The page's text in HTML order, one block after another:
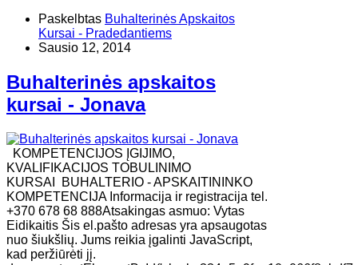
Paskelbtas Buhalterinės Apskaitos
Kursai - Pradedantiems
Sausio 12, 2014
Buhalterinės apskaitos
kursai - Jonava
KOMPETENCIJOS ĮGIJIMO,
KVALIFIKACIJOS TOBULINIMO
KURSAI BUHALTERIO - APSKAITININKO
KOMPETENCIJA Informacija ir registracija tel.
+370 678 68 888Atsakingas asmuo: Vytas
Eidikaitis Šis el.pašto adresas yra apsaugotas
nuo šiukšlių. Jums reikia įgalinti JavaScript,
kad peržiūrėti jį.